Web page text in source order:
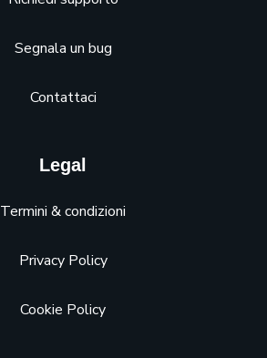
Segnala un bug
Contattaci
Legal
Termini & condizioni
Privacy Policy
Cookie Policy